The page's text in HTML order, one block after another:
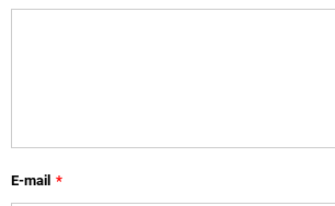
E-mail *